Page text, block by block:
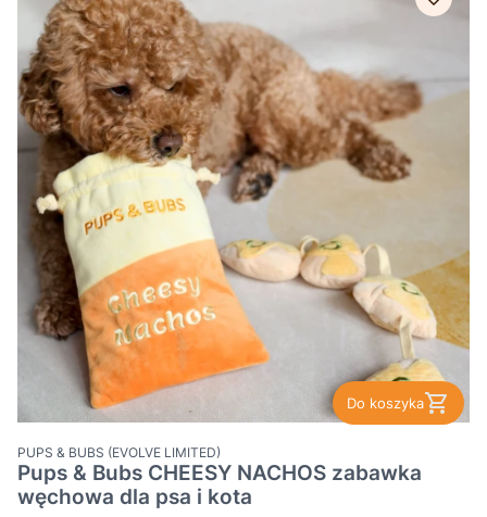
Do koszyka
PRODUCENT
PUPS & BUBS (EVOLVE LIMITED)
Pups & Bubs CHEESY NACHOS zabawka
węchowa dla psa i kota